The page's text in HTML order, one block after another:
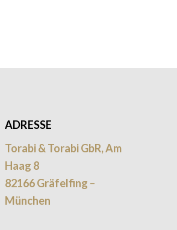
ADRESSE
Torabi & Torabi GbR, Am
Haag 8
82166 Gräfelfing –
München